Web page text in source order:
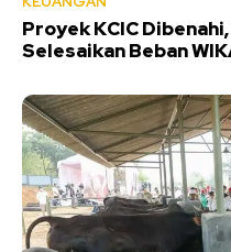
Proyek KCIC
Selesaikan Beban